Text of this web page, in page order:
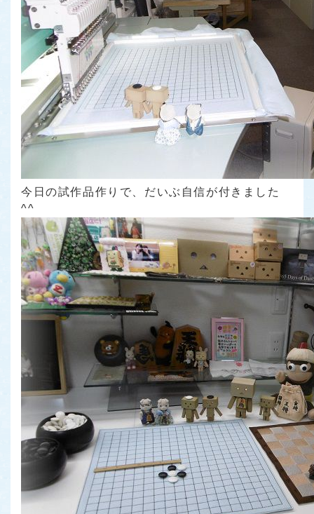
今日の試作品作りで、だいぶ自信が付きました
^^